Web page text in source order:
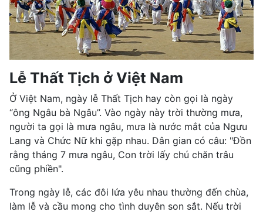
Lễ Thất Tịch ở Việt Nam
Ở Việt Nam, ngày lễ Thất Tịch hay còn gọi là ngày
“ông Ngâu bà Ngâu”. Vào ngày này trời thường mưa,
người ta gọi là mưa ngâu, mưa là nước mắt của Ngưu
Lang và Chức Nữ khi gặp nhau. Dân gian có câu: "Đồn
rằng tháng 7 mưa ngâu, Con trời lấy chú chăn trâu
cũng phiền".
Trong ngày lễ, các đôi lứa yêu nhau thường đến chùa,
làm lễ và cầu mong cho tình duyên son sắt. Nếu trời